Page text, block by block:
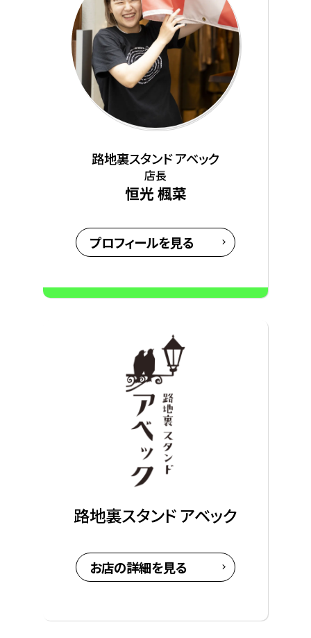
路地裏スタンド アベック
店長
恒光 楓菜
プロフィールを見る
路地裏スタンド アベック
お店の詳細を見る